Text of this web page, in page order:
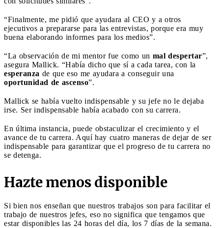
“Finalmente, me pidió que ayudara al CEO y a otros
ejecutivos a prepararse para las entrevistas, porque era muy
buena elaborando informes para los medios”.
“La observación de mi mentor fue como un mal despertar”,
asegura Mallick. “Había dicho que sí a cada tarea, con la
esperanza de que eso me ayudara a conseguir una
oportunidad de ascenso”.
Mallick se había vuelto indispensable y su jefe no le dejaba
irse. Ser indispensable había acabado con su carrera.
En última instancia, puede obstaculizar el crecimiento y el
avance de tu carrera. Aquí hay cuatro maneras de dejar de ser
indispensable para garantizar que el progreso de tu carrera no
se detenga.
Hazte menos disponible
Si bien nos enseñan que nuestros trabajos son para facilitar el
trabajo de nuestros jefes, eso no significa que tengamos que
estar disponibles las 24 horas del día, los 7 días de la semana.